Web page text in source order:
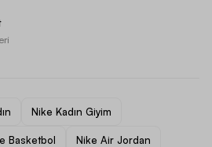
Nike Kadın Giyim
Basketbol Nike Air Jordan